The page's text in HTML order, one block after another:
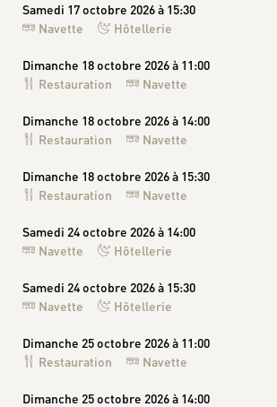
Samedi 17 octobre 2026 à 15:30
Navette
Hôtellerie
Dimanche 18 octobre 2026 à 11:00
Restauration
Navette
Dimanche 18 octobre 2026 à 14:00
Restauration
Navette
Dimanche 18 octobre 2026 à 15:30
Restauration
Navette
Samedi 24 octobre 2026 à 14:00
Navette
Hôtellerie
Samedi 24 octobre 2026 à 15:30
Navette
Hôtellerie
Dimanche 25 octobre 2026 à 11:00
Restauration
Navette
Dimanche 25 octobre 2026 à 14:00